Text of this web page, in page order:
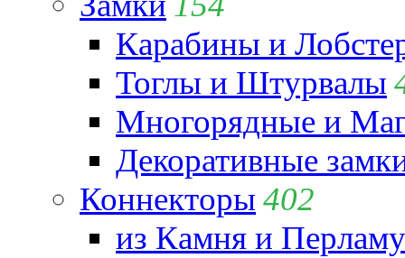
Карабины и
Тоглы и Штурвалы
Многорядные и
Декоративные
Коннекторы 402
из Камня и